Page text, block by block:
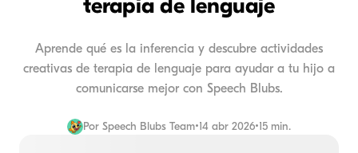
terapia de lenguaje
Aprende qué es la inferencia y descubre actividades
creativas de terapia de lenguaje para ayudar a tu hijo a
comunicarse mejor con Speech Blubs.
Por Speech Blubs Team•14 abr 2026•15 min.